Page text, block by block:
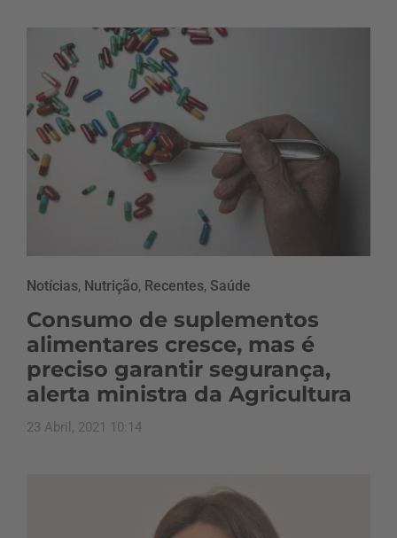
Notícias, Nutrição, Recentes, Saúde
Consumo de suplementos
alimentares cresce, mas é
preciso garantir segurança,
alerta ministra da Agricultura
23 Abril, 2021 10:14